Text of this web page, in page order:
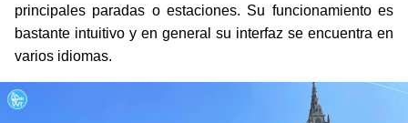
principales paradas o estaciones. Su funcionamiento es
bastante intuitivo y en general su interfaz se encuentra en
varios idiomas.